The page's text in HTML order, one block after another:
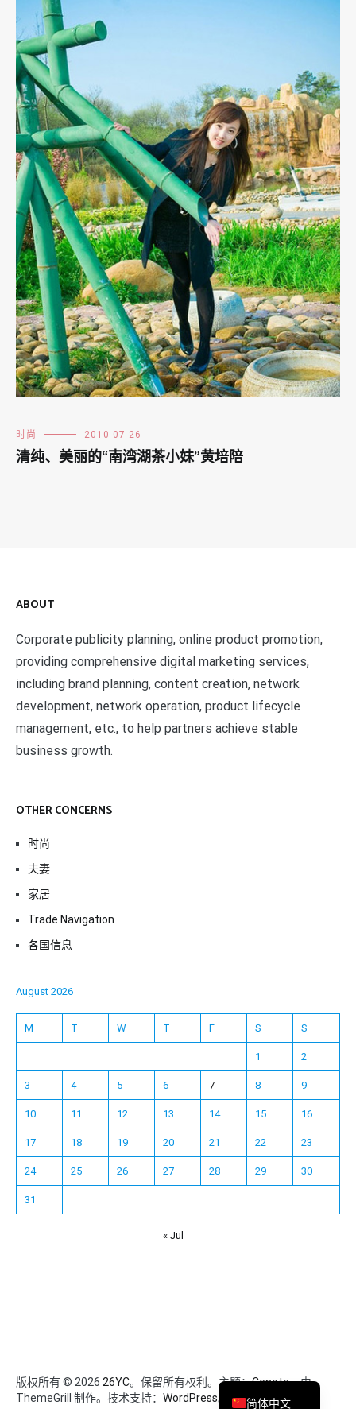
时尚 2010-07-26
清纯、美丽的“南湾湖茶小妹”黄培陪
ABOUT
Corporate publicity planning, online product promotion,
providing comprehensive digital marketing services,
including brand planning, content creation, network
development, network operation, product lifecycle
management, etc., to help partners achieve stable
business growth.
OTHER CONCERNS
时尚
夫妻
家居
Trade Navigation
各国信息
August 2026
M T W T F S S
1 2
3 4 5 6 7 8 9
10 11 12 13 14 15 16
17 18 19 20 21 22 23
24 25 26 27 28 29 30
31
« Jul
版权所有 © 2026 26YC。保留所有权利。主题：Cenote，由
ThemeGrill 制作。技术支持： WordPress。 简体中文
English